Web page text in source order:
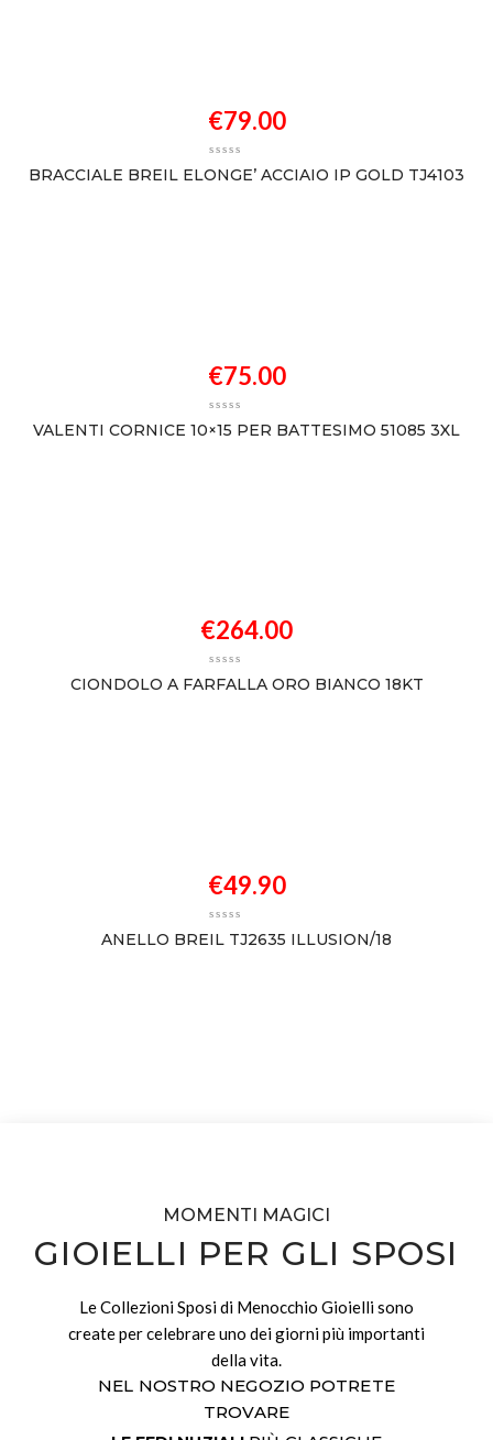
BRACCIALE BREIL ELONGE’ ACCIAIO IP GOLD TJ4103
€79.00
VALENTI CORNICE 10×15 PER BATTESIMO 51085 3XL
€75.00
CIONDOLO A FARFALLA ORO BIANCO 18KT
€264.00
ANELLO BREIL TJ2635 ILLUSION/18
€49.90
MOMENTI MAGICI
GIOIELLI PER GLI SPOSI
Le Collezioni Sposi di Menocchio Gioielli sono
create per celebrare uno dei giorni più importanti
della vita.
NEL NOSTRO NEGOZIO POTRETE
TROVARE